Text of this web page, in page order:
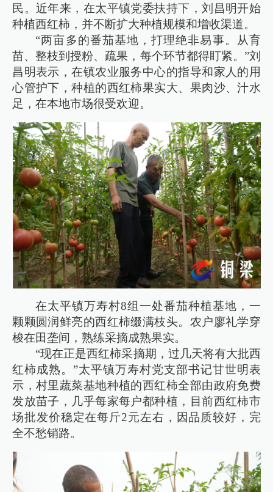
民。近年来，在太平镇党委扶持下，刘昌明开始
种植西红柿，并不断扩大种植规模和增收渠道。
“两亩多的番茄基地，打理绝非易事。从育
苗、整枝到授粉、疏果，每个环节都得盯紧。”刘
昌明表示，在镇农业服务中心的指导和家人的用
心管护下，种植的西红柿果实大、果肉沙、汁水
足，在本地市场很受欢迎。
在太平镇万寿村8组一处番茄种植基地，一
颗颗圆润鲜亮的西红柿缀满枝头。农户廖礼学穿
梭在田垄间，熟练采摘成熟果实。
“现在正是西红柿采摘期，过几天将有大批西
红柿成熟。”太平镇万寿村党支部书记甘世明表
示，村里蔬菜基地种植的西红柿全部由政府免费
发放苗子，几乎每家每户都种植，目前西红柿市
场批发价稳定在每斤2元左右，因品质较好，完
全不愁销路。